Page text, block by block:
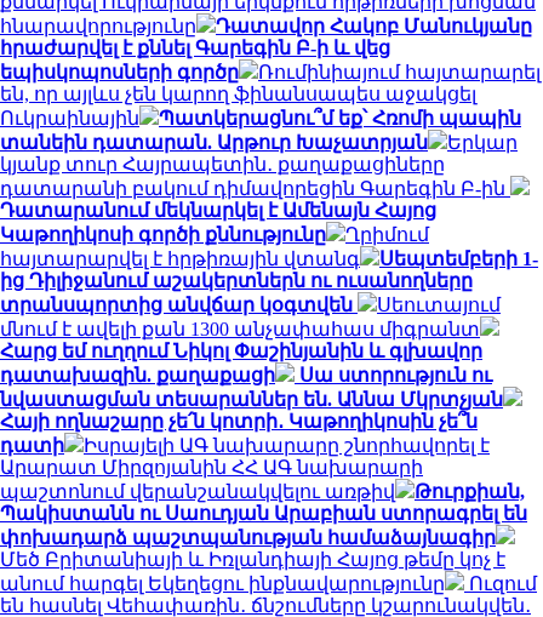
հնարավորությունը
Դատավոր Հակոբ Մանուկյանը
հրաժարվել է քննել Գարեգին Բ-ի և վեց
եպիսկոպոսների գործը
Ռումինիայում հայտարարել
են, որ այլևս չեն կարող ֆինանսապես աջակցել
Ուկրաինային
Պատկերացնու՞մ եք՝ Հռոմի պապին
տանեին դատարան. Արթուր Խաչատրյան
Երկար
կյանք տուր Հայրապետին․ քաղաքացիները
դատարանի բակում դիմավորեցին Գարեգին Բ-ին
Դատարանում մեկնարկել է Ամենայն Հայոց
Կաթողիկոսի գործի քննությունը
Ղրիմում
հայտարարվել է հրթիռային վտանգ
Սեպտեմբերի 1-
ից Դիլիջանում աշակերտներն ու ուսանողները
տրանսպորտից անվճար կօգտվեն
Սեուտայում
մնում է ավելի քան 1300 անչափահաս միգրանտ
Հարց եմ ուղղում Նիկոլ Փաշինյանին և գլխավոր
դատախազին. քաղաքացի
Սա ստորություն ու
նվաստացման տեսարաններ են. Աննա Մկրտչյան
Հայի ողնաշարը չե՛ն կոտրի․ Կաթողիկոսին չե՞ն
դատի
Իսրայելի ԱԳ նախարարը շնորհավորել է
Արարատ Միրզոյանին ՀՀ ԱԳ նախարարի
պաշտոնում վերանշանակվելու առթիվ
Թուրքիան,
Պակիստանն ու Սաուդյան Արաբիան ստորագրել են
փոխադարձ պաշտպանության համաձայնագիր
Մեծ Բրիտանիայի և Իռլանդիայի Հայոց թեմը կոչ է
անում հարգել Եկեղեցու ինքնավարությունը
Ուզում
են հասնել Վեհափառին․ ճնշումները կշարունակվեն․